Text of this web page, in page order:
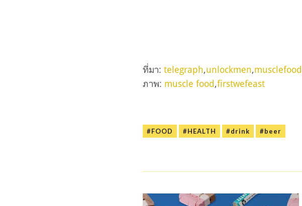
ที่มา: telegraph,unlockmen,musclefood
ภาพ: muscle food,firstwefeast
#FOOD #HEALTH #drink #beer